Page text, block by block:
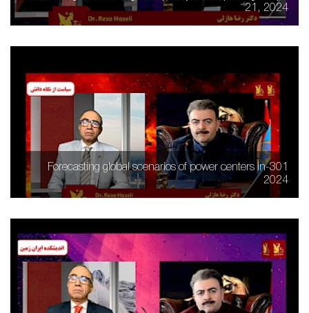
21, 2024
301-Forecasting global scenarios of power centers in
2024